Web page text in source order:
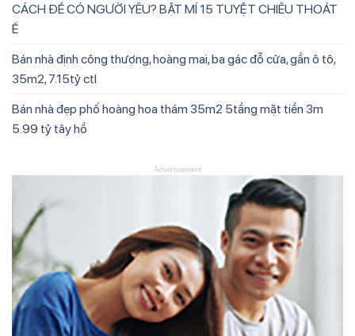
CÁCH ĐỂ CÓ NGƯỜI YÊU? BẬT MÍ 15 TUYỆT CHIÊU THOÁT
Ế
Bán nhà định công thượng, hoàng mai, ba gác đỗ cửa, gần ô tô,
35m2, 7.15tỷ ctl
Bán nhà đẹp phố hoàng hoa thám 35m2 5tầng mặt tiền 3m
5.99 tỷ tây hồ
Advertisement